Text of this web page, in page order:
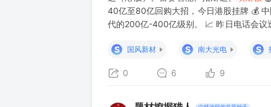
40亿至80亿回购大招，今日港股挂牌 💰
代的200亿-400亿级别。 📈 昨日电话会议
S
国风新材 S 南大光电 S
0 6 9